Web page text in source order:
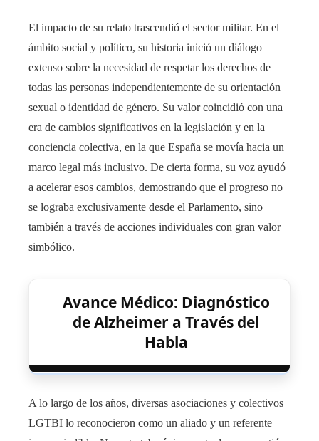
El impacto de su relato trascendió el sector militar. En el
ámbito social y político, su historia inició un diálogo
extenso sobre la necesidad de respetar los derechos de
todas las personas independientemente de su orientación
sexual o identidad de género. Su valor coincidió con una
era de cambios significativos en la legislación y en la
conciencia colectiva, en la que España se movía hacia un
marco legal más inclusivo. De cierta forma, su voz ayudó
a acelerar esos cambios, demostrando que el progreso no
se lograba exclusivamente desde el Parlamento, sino
también a través de acciones individuales con gran valor
simbólico.
Avance Médico: Diagnóstico
de Alzheimer a Través del
Habla
A lo largo de los años, diversas asociaciones y colectivos
LGTBI lo reconocieron como un aliado y un referente